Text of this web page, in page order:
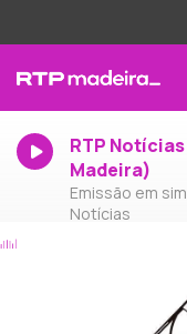
RTP Notícias
Madeira)
Emissão em
Notícias